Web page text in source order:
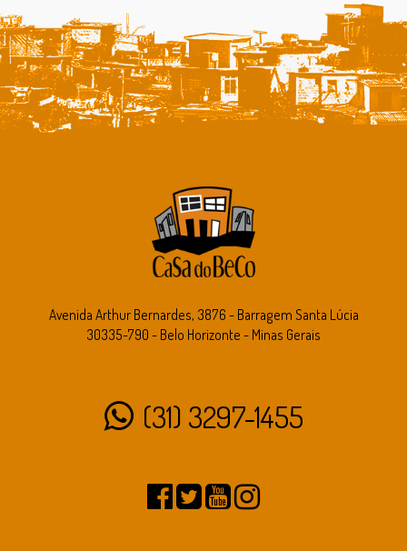
Avenida Arthur Bernardes, 3876 - Barragem Santa Lúcia
30335-790 - Belo Horizonte - Minas Gerais
(31) 3297-1455